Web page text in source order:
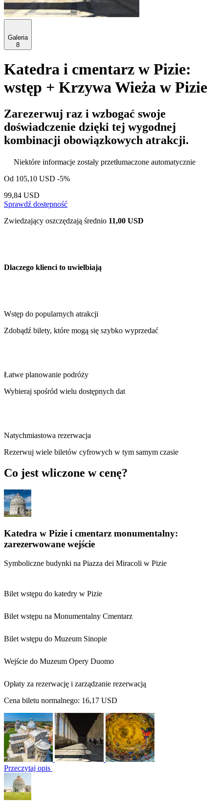
Galeria
8
Katedra i cmentarz w Pizie:
wstęp + Krzywa Wieża w Pizie
Zarezerwuj raz i wzbogać swoje
doświadczenie dzięki tej wygodnej
kombinacji obowiązkowych atrakcji.
Niektóre informacje zostały przetłumaczone automatycznie
Od 105,10 USD -5%
99,84 USD
Sprawdź dostępność
Zwiedzający oszczędzają średnio 11,00 USD
Dlaczego klienci to uwielbiają
Wstęp do popularnych atrakcji
Zdobądź bilety, które mogą się szybko wyprzedać
Łatwe planowanie podróży
Wybieraj spośród wielu dostępnych dat
Natychmiastowa rezerwacja
Rezerwuj wiele biletów cyfrowych w tym samym czasie
Co jest wliczone w cenę?
Katedra w Pizie i cmentarz monumentalny:
zarezerwowane wejście
Symboliczne budynki na Piazza dei Miracoli w Pizie
Bilet wstępu do katedry w Pizie
Bilet wstępu na Monumentalny Cmentarz
Bilet wstępu do Muzeum Sinopie
Wejście do Muzeum Opery Duomo
Opłaty za rezerwację i zarządzanie rezerwacją
Cena biletu normalnego: 16,17 USD
Przeczytaj opis